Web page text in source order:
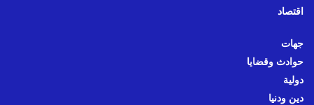
اقتصاد
جهات
حوادث وقضايا
دولية
دين ودنيا